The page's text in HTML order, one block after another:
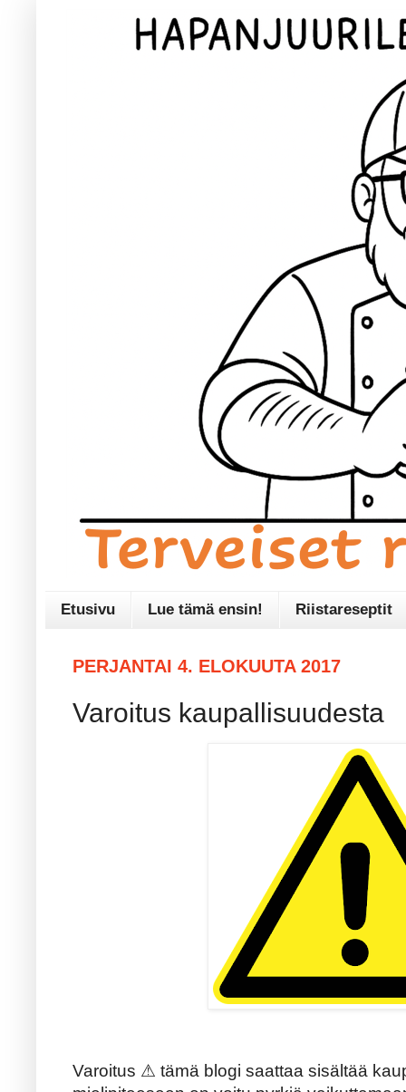
Etusivu Lue tämä ensin! Riistareseptit
PERJANTAI 4. ELOKUUTA 2017
Varoitus kaupallisuudesta
Varoitus ⚠ tämä blogi saattaa sisältää